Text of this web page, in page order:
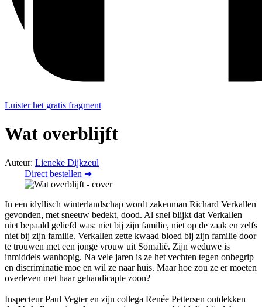
Luister het gratis fragment
Wat overblijft
Auteur: Lieneke Dijkzeul
Direct bestellen ➔
In een idyllisch winterlandschap wordt zakenman Richard Verkallen
gevonden, met sneeuw bedekt, dood. Al snel blijkt dat Verkallen
niet bepaald geliefd was: niet bij zijn familie, niet op de zaak en zelfs
niet bij zijn familie. Verkallen zette kwaad bloed bij zijn familie door
te trouwen met een jonge vrouw uit Somalië. Zijn weduwe is
inmiddels wanhopig. Na vele jaren is ze het vechten tegen onbegrip
en discriminatie moe en wil ze naar huis. Maar hoe zou ze er moeten
overleven met haar gehandicapte zoon?
Inspecteur Paul Vegter en zijn collega Renée Pettersen ontdekken